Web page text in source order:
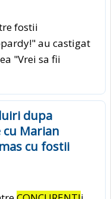
fostii
au castigat
"Vrei sa fii
dupa
cu Marian
cu fostii